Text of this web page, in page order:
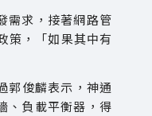
需求，接著網路管
策，「如果其中有
郭俊麟表示，神通
、負載平衡器，得